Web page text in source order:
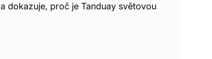
a dokazuje, proč je Tanduay světovou